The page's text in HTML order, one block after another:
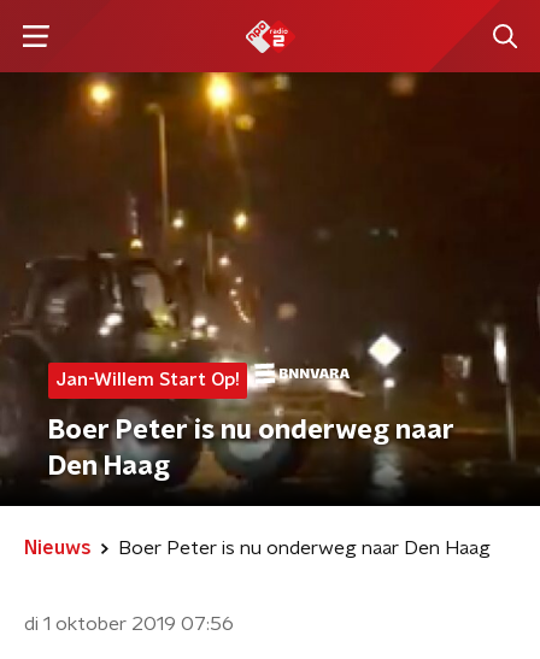
Jan-Willem Start Op!
Boer Peter is nu onderweg naar
Den Haag
Nieuws Boer Peter is nu onderweg naar Den Haag
di 1 oktober 2019 07:56